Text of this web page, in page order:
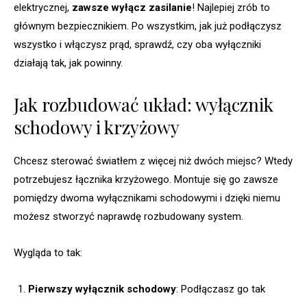
elektrycznej, zawsze wyłącz zasilanie! Najlepiej zrób to
głównym bezpiecznikiem. Po wszystkim, jak już podłączysz
wszystko i włączysz prąd, sprawdź, czy oba wyłączniki
działają tak, jak powinny.
Jak rozbudować układ: wyłącznik
schodowy i krzyżowy
Chcesz sterować światłem z więcej niż dwóch miejsc? Wtedy
potrzebujesz łącznika krzyżowego. Montuje się go zawsze
pomiędzy dwoma wyłącznikami schodowymi i dzięki niemu
możesz stworzyć naprawdę rozbudowany system.
Wygląda to tak:
Pierwszy wyłącznik schodowy: Podłączasz go tak